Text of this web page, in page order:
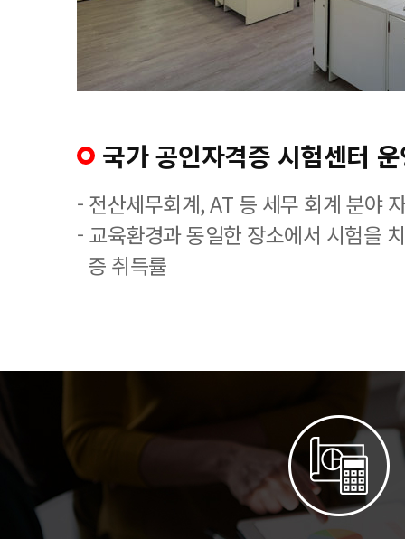
국가 공인자격증 시험센터
- 전산세무회계, AT 등 세무 회계 분야
- 교육환경과 동일한 장소에서 시험을
증 취득률